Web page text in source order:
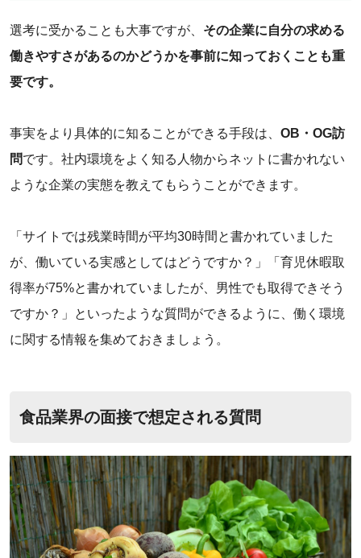
選考に受かることも大事ですが、 その企業に自分の求める
働きやすさがあるのかどうかを事前に知っておくことも重
要です。
事実をより具体的に知ることができる手段は、 OB・OG訪
問です。社内環境をよく知る人物からネットに書かれない
ような企業の実態を教えてもらうことができます。
「サイトでは残業時間が平均30時間と書かれていました
が、働いている実感としてはどうですか？」「育児休暇取
得率が75%と書かれていましたが、男性でも取得できそう
ですか？」といったような質問ができるように、働く環境
に関する情報を集めておきましょう。
食品業界の面接で想定される質問